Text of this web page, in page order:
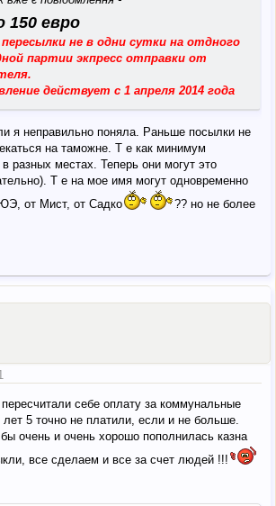
150 евро
не в одни сутки на отдного
партии экпресс отправки от
действует с 1 апреля 2014 года
я неправильно поняла. Раньше посылки не
на таможне. Т е как минимум
разных местах. Теперь они могут это
Т е на мое имя могут одновременно
от Мист, от Садко
?? но не более
себе оплату за коммунальные
лет 5 точно не платили, если и не больше.
очень и очень хорошо пополнилась казна
все сделаем и все за счет людей !!!